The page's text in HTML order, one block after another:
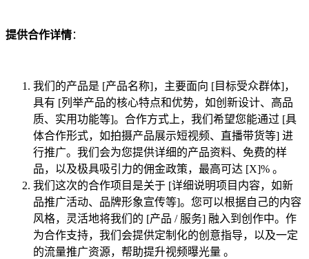
提供合作详情：
我们的产品是 [产品名称]，主要面向 [目标受众群体]，
具有 [列举产品的核心特点和优势，如创新设计、高品
质、实用功能等]。合作方式上，我们希望您能通过 [具
体合作形式，如拍摄产品展示短视频、直播带货等] 进
行推广。我们会为您提供详细的产品资料、免费的样
品，以及极具吸引力的佣金政策，最高可达 [X]% 。
我们这次的合作项目是关于 [详细说明项目内容，如新
品推广活动、品牌形象宣传等]。您可以根据自己的内容
风格，灵活地将我们的 [产品 / 服务] 融入到创作中。作
为合作支持，我们会提供定制化的创意指导，以及一定
的流量推广资源，帮助提升视频曝光量 。